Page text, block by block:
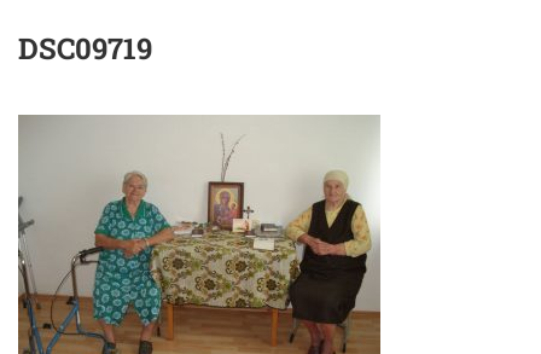
DSC09719